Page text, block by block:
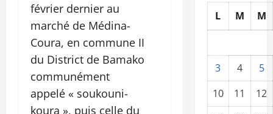
février dernier au
marché de Médina-
Coura, en commune II
du District de Bamako
communément
appelé « soukouni-
koura », puis celle du
L M M
3 4
5
10
11
12